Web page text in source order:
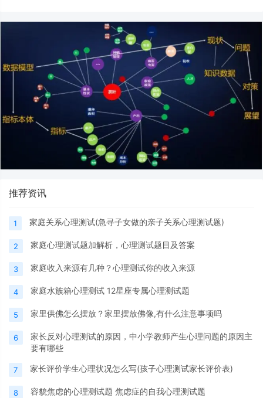
推荐资讯
1 家庭关系心理测试(急寻子女做的亲子关系心理测试题)
2 家庭心理测试题加解析，心理测试题目及答案
3 家庭收入来源有几种？心理测试你的收入来源
4 家庭水族箱心理测试 12星座专属心理测试题
5 家里供佛怎么摆放？家里摆放佛像,有什么注意事项吗
6
家长反对心理测试的原因，中小学教师产生心理问题的原因主
要有哪些
7 家长评价学生心理状况怎么写(孩子心理测试家长评价表)
8 容貌焦虑的心理测试题 焦虑症的自我心理测试题